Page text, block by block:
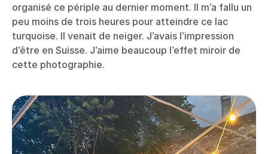
organisé ce périple au dernier moment. Il m’a fallu un
peu moins de trois heures pour atteindre ce lac
turquoise. Il venait de neiger. J’avais l’impression
d’être en Suisse. J’aime beaucoup l’effet miroir de
cette photographie.